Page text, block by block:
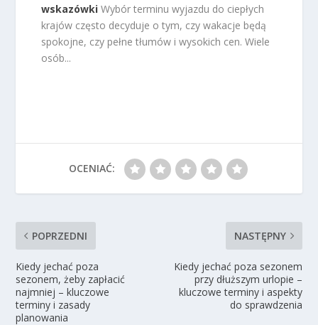
wskazówki Wybór terminu wyjazdu do ciepłych
krajów często decyduje o tym, czy wakacje będą
spokojne, czy pełne tłumów i wysokich cen. Wiele
osób...
OCENIAĆ:
POPRZEDNI
Kiedy jechać poza
sezonem, żeby zapłacić
najmniej – kluczowe
terminy i zasady
planowania
NASTĘPNY
Kiedy jechać poza sezonem
przy dłuższym urlopie –
kluczowe terminy i aspekty
do sprawdzenia